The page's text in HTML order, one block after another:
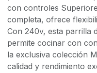
con controles
completa, ofrece
Con 240v, esta parrilla
permite cocinar con
la exclusiva colección
calidad y rendimiento